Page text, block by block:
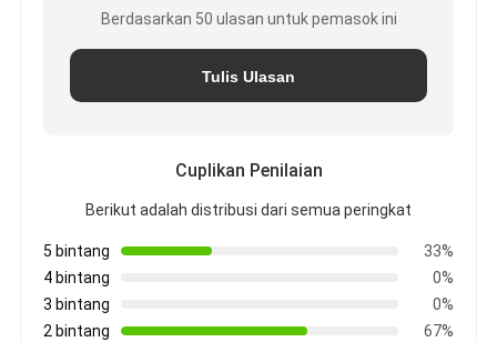
Berdasarkan 50 ulasan untuk pemasok ini
Tulis Ulasan
Cuplikan Penilaian
Berikut adalah distribusi dari semua peringkat
5 bintang
33%
4 bintang
0%
3 bintang
0%
2 bintang
67%